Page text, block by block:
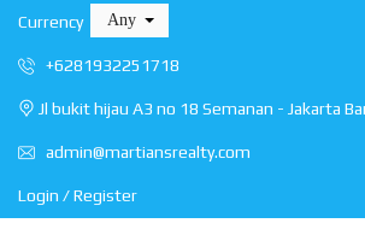
Currency Any
+6281932251718
Jl bukit hijau A3 no 18 Semanan - Jakarta
admin@martiansrealty.com
Login / Register